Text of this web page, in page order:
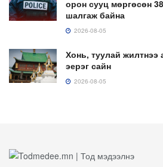
орон сууц мөргөсөн
шалгаж байна
2026-08-05
Хонь, туулай жилтнээ
эерэг сайн
2026-08-05